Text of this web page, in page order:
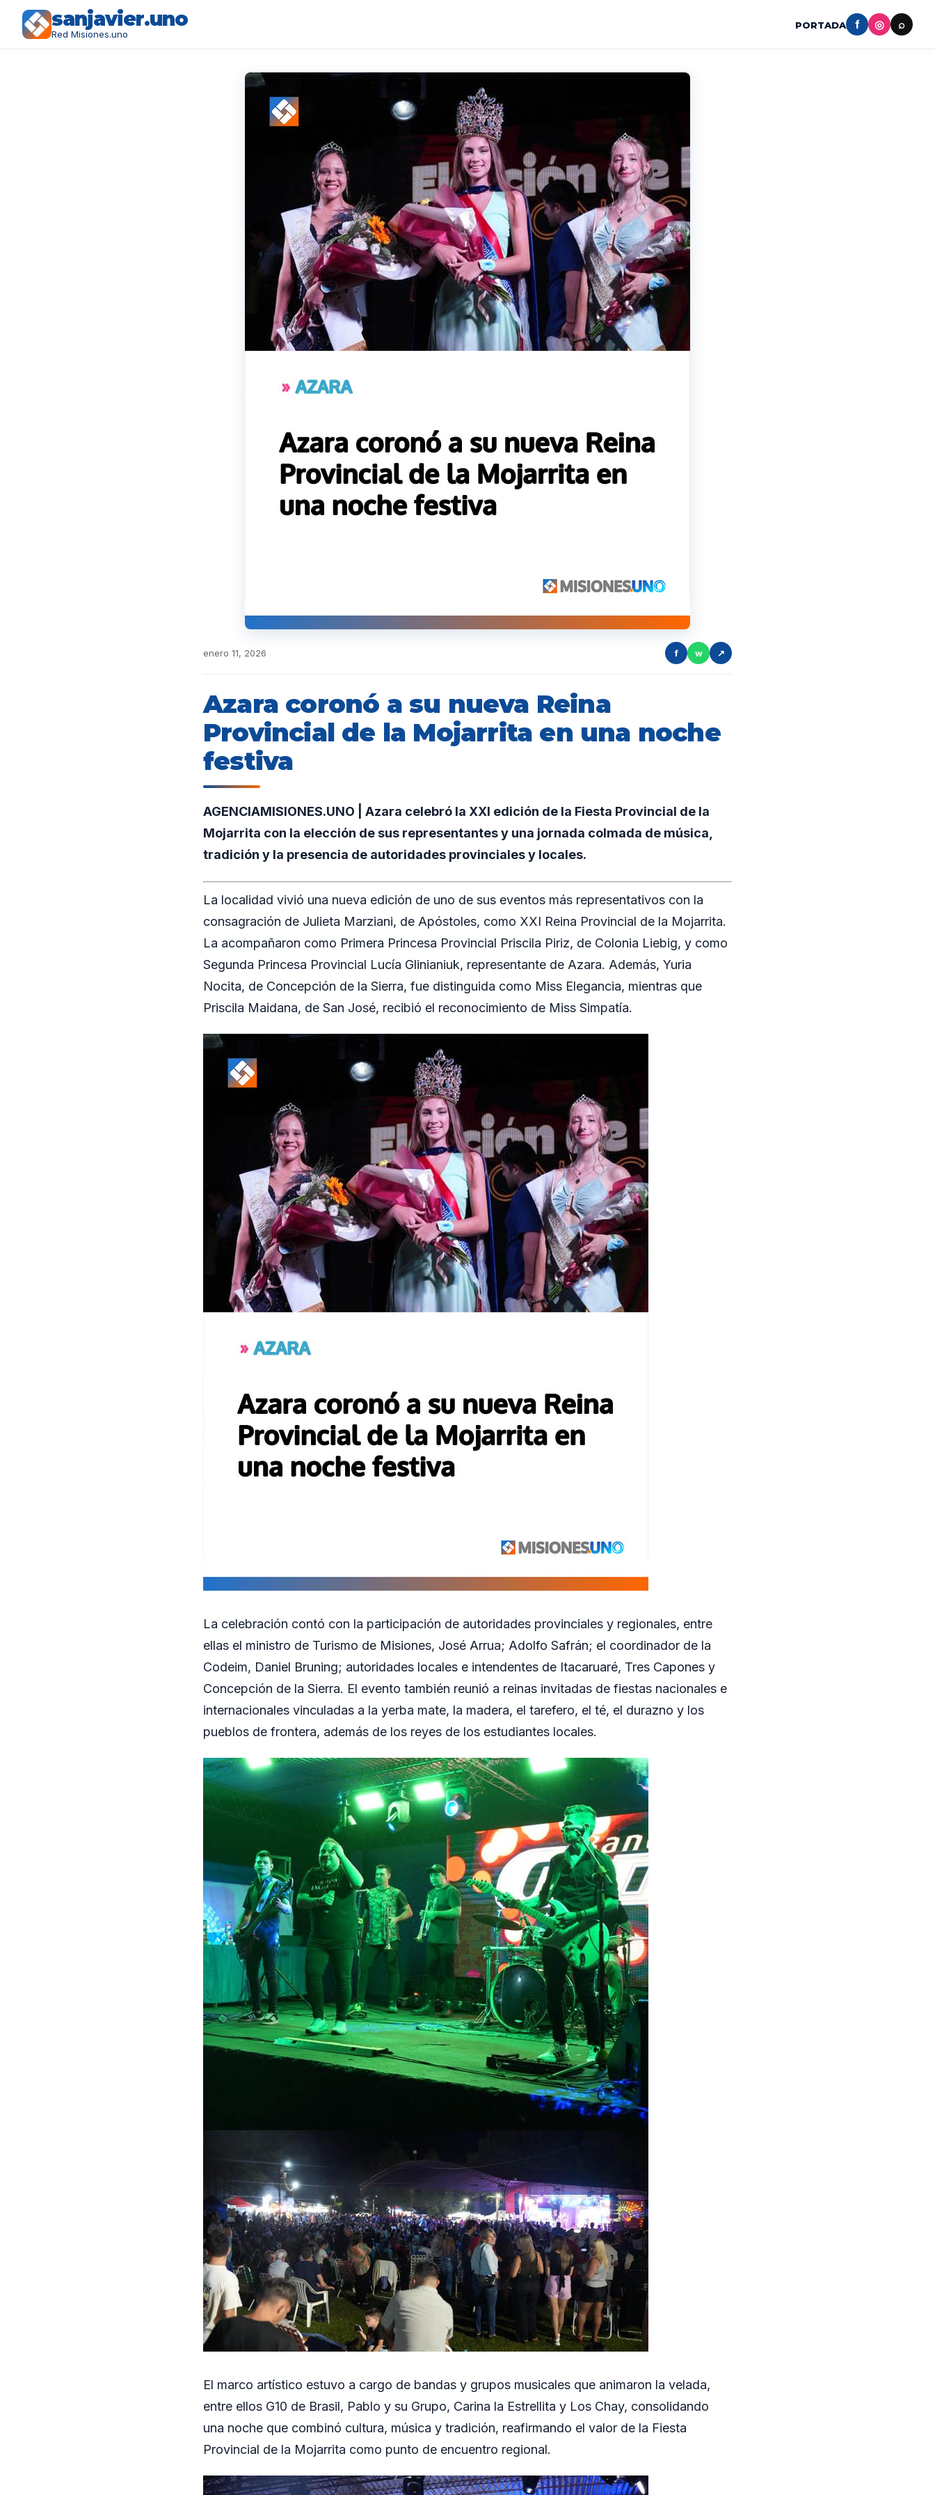
sanjavier.uno
Red Misiones.uno
PORTADA f ◎ ⌕
enero 11, 2026 f w ↗
Azara coronó a su nueva Reina
Provincial de la Mojarrita en una noche
festiva
AGENCIAMISIONES.UNO | Azara celebró la XXI edición de la Fiesta Provincial de la
Mojarrita con la elección de sus representantes y una jornada colmada de música,
tradición y la presencia de autoridades provinciales y locales.
La localidad vivió una nueva edición de uno de sus eventos más representativos con la
consagración de Julieta Marziani, de Apóstoles, como XXI Reina Provincial de la Mojarrita.
La acompañaron como Primera Princesa Provincial Priscila Piriz, de Colonia Liebig, y como
Segunda Princesa Provincial Lucía Glinianiuk, representante de Azara. Además, Yuria
Nocita, de Concepción de la Sierra, fue distinguida como Miss Elegancia, mientras que
Priscila Maidana, de San José, recibió el reconocimiento de Miss Simpatía.
La celebración contó con la participación de autoridades provinciales y regionales, entre
ellas el ministro de Turismo de Misiones, José Arrua; Adolfo Safrán; el coordinador de la
Codeim, Daniel Bruning; autoridades locales e intendentes de Itacaruaré, Tres Capones y
Concepción de la Sierra. El evento también reunió a reinas invitadas de fiestas nacionales e
internacionales vinculadas a la yerba mate, la madera, el tarefero, el té, el durazno y los
pueblos de frontera, además de los reyes de los estudiantes locales.
El marco artístico estuvo a cargo de bandas y grupos musicales que animaron la velada,
entre ellos G10 de Brasil, Pablo y su Grupo, Carina la Estrellita y Los Chay, consolidando
una noche que combinó cultura, música y tradición, reafirmando el valor de la Fiesta
Provincial de la Mojarrita como punto de encuentro regional.